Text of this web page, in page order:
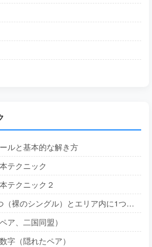
ルと基本的な解き方
テクニック
テクニック２
シングル）とエリア内に1つ（隠れたシングル）
ア、二国同盟）
字（隠れたペア）